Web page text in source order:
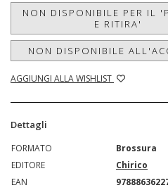
NON DISPONIBILE PER IL
E RITIRA'
NON DISPONIBILE
AGGIUNGI ALLA WISHLIST
Dettagli
FORMATO
Brossura
EDITORE
Chirico
EAN